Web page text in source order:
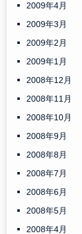
2009年4月
2009年3月
2009年2月
2009年1月
2008年12月
2008年11月
2008年10月
2008年9月
2008年8月
2008年7月
2008年6月
2008年5月
2008年4月